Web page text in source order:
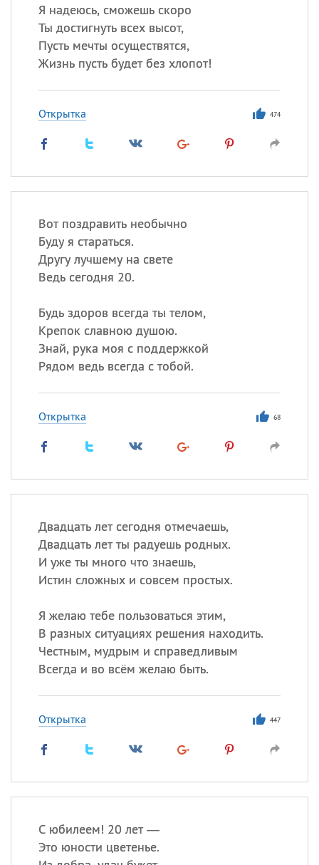
Я надеюсь, сможешь скоро
Ты достигнуть всех высот,
Пусть мечты осуществятся,
Жизнь пусть будет без хлопот!
Открытка 474
Вот поздравить необычно
Буду я стараться.
Другу лучшему на свете
Ведь сегодня 20.
Будь здоров всегда ты телом,
Крепок славною душою.
Знай, рука моя с поддержкой
Рядом ведь всегда с тобой.
Открытка 68
Двадцать лет сегодня отмечаешь,
Двадцать лет ты радуешь родных.
И уже ты много что знаешь,
Истин сложных и совсем простых.
Я желаю тебе пользоваться этим,
В разных ситуациях решения находить.
Честным, мудрым и справедливым
Всегда и во всём желаю быть.
Открытка 447
С юбилеем! 20 лет —
Это юности цветенье.